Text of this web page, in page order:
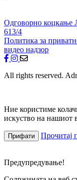
Одговорно коцкање
613/4
Политика за
видео надзор
All rights reserved.
Ние користиме
искуство на нашиот
Прифати Прочитај
Предупредување!